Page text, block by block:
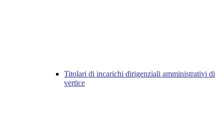
Titolari di incarichi dirigenziali amministrativi di
vertice